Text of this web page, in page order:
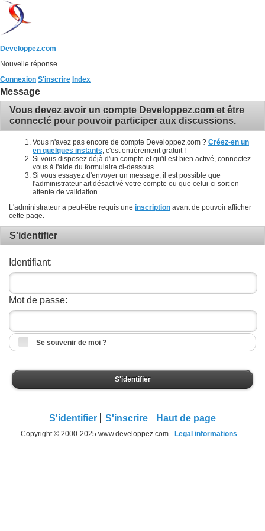
Developpez.com
Nouvelle réponse
Connexion S'inscrire Index
Message
Vous devez avoir un compte Developpez.com et être
connecté pour pouvoir participer aux discussions.
Vous n'avez pas encore de compte Developpez.com ? Créez-en un
en quelques instants , c'est entièrement gratuit !
Si vous disposez déjà d'un compte et qu'il est bien activé, connectez-
vous à l'aide du formulaire ci-dessous.
Si vous essayez d'envoyer un message, il est possible que
l'administrateur ait désactivé votre compte ou que celui-ci soit en
attente de validation.
L'administrateur a peut-être requis une inscription avant de pouvoir afficher
cette page.
S'identifier
Identifiant:
Mot de passe:
Se souvenir de moi ?
S'identifier
S'identifier S'inscrire Haut de page
Copyright © 2000-2025 www.developpez.com - Legal informations